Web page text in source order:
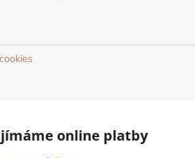
online platby